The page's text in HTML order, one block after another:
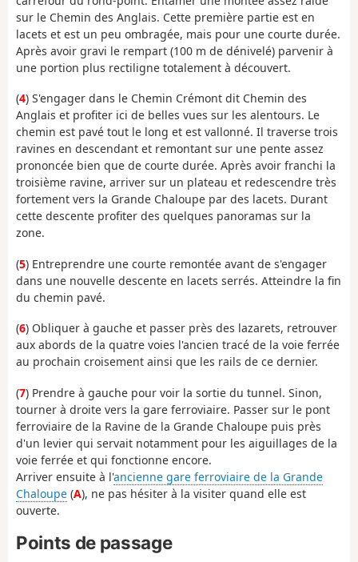
sur le Chemin des Anglais. Cette première partie est en
lacets et est un peu ombragée, mais pour une courte durée.
Après avoir gravi le rempart (100 m de dénivelé) parvenir à
une portion plus rectiligne totalement à découvert.
(4) S'engager dans le Chemin Crémont dit Chemin des
Anglais et profiter ici de belles vues sur les alentours. Le
chemin est pavé tout le long et est vallonné. Il traverse trois
ravines en descendant et remontant sur une pente assez
prononcée bien que de courte durée. Après avoir franchi la
troisième ravine, arriver sur un plateau et redescendre très
fortement vers la Grande Chaloupe par des lacets. Durant
cette descente profiter des quelques panoramas sur la
zone.
(5) Entreprendre une courte remontée avant de s'engager
dans une nouvelle descente en lacets serrés. Atteindre la fin
du chemin pavé.
(6) Obliquer à gauche et passer près des lazarets, retrouver
aux abords de la quatre voies l'ancien tracé de la voie ferrée
au prochain croisement ainsi que les rails de ce dernier.
(7) Prendre à gauche pour voir la sortie du tunnel. Sinon,
tourner à droite vers la gare ferroviaire. Passer sur le pont
ferroviaire de la Ravine de la Grande Chaloupe puis près
d'un levier qui servait notamment pour les aiguillages de la
voie ferrée et qui fonctionne encore.
Arriver ensuite à l'ancienne gare ferroviaire de la Grande
Chaloupe (A), ne pas hésiter à la visiter quand elle est
ouverte.
Points de passage